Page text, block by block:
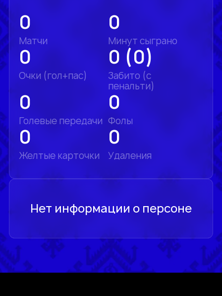
0
Матчи
0
Минут сыграно
0
Очки (гол+пас)
0 (0)
Забито (с
пенальти)
0
Голевые передачи
0
Фолы
0
Желтые карточки
0
Удаления